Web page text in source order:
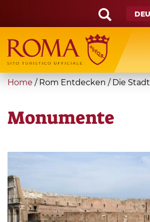
main
content
Search
form
Suche
You
here
Home / Rom Entdecken / Die Stadt
Monumente